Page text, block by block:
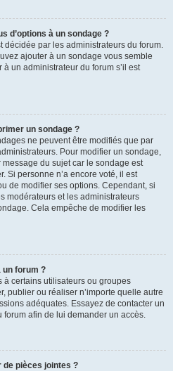
d’options à un sondage ?
décidée par les administrateurs du forum.
ajouter à un sondage vous semble
un administrateur du forum s’il est
un sondage ?
ne peuvent être modifiés que par
Pour modifier un sondage,
du sujet car le sondage est
Si personne n’a encore voté, il est
de modifier ses options. Cependant, si
modérateurs et les administrateurs
Cela empêche de modifier les
un forum ?
à certains utilisateurs ou groupes
publier ou réaliser n’importe quelle autre
adéquates. Essayez de contacter un
afin de lui demander un accès.
de pièces jointes ?